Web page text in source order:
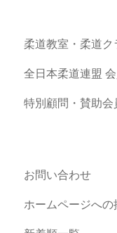
柔道教室・柔道
全日本柔道連盟
特別顧問・賛助会
お問い合わせ
ホームページへの